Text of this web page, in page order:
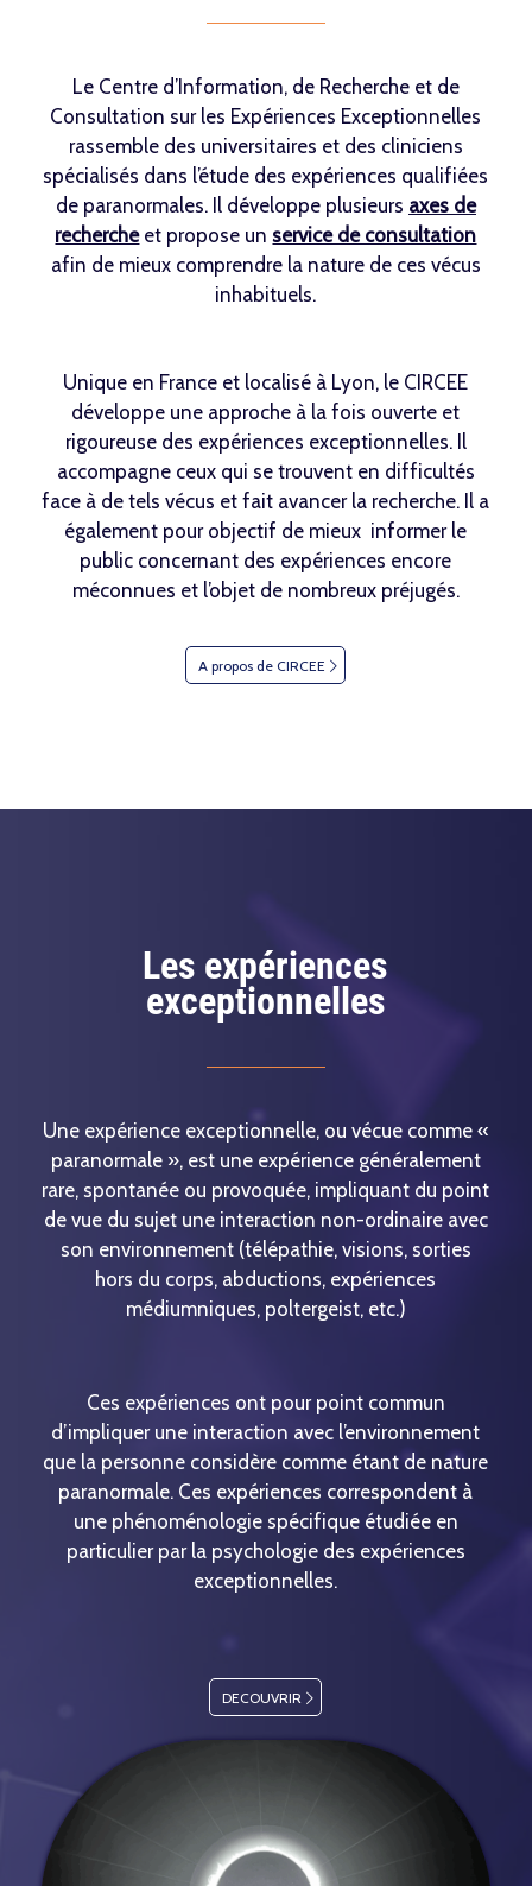
Le Centre d’Information, de Recherche et de
Consultation sur les Expériences Exceptionnelles
rassemble des universitaires et des cliniciens
spécialisés dans l’étude des expériences qualifiées
de paranormales. Il développe plusieurs axes de
rechercheet propose unservice de consultation
afin de mieux comprendre la nature de ces vécus
inhabituels.
Unique en France et localisé à Lyon, le CIRCEE
développe une approche à la fois ouverte et
rigoureuse des expériences exceptionnelles. Il
accompagne ceux qui se trouvent en difficultés
face à de tels vécus et fait avancer la recherche. Il a
également pour objectif de mieux informer le
public concernant des expériences encore
méconnues et l’objet de nombreux préjugés.
A propos de CIRCEE
Les expériences
exceptionnelles
Une expérience exceptionnelle, ou vécue comme «
paranormale », est une expérience généralement
rare, spontanée ou provoquée, impliquant du point
de vue du sujet une interaction non-ordinaire avec
son environnement (télépathie, visions, sorties
hors du corps, abductions, expériences
médiumniques, poltergeist, etc.)
Ces expériences ont pour point commun
d’impliquer une interaction avec l’environnement
que la personne considère comme étant de nature
paranormale. Ces expériences correspondent à
une phénoménologie spécifique étudiée en
particulier par la psychologie des expériences
exceptionnelles.
DECOUVRIR